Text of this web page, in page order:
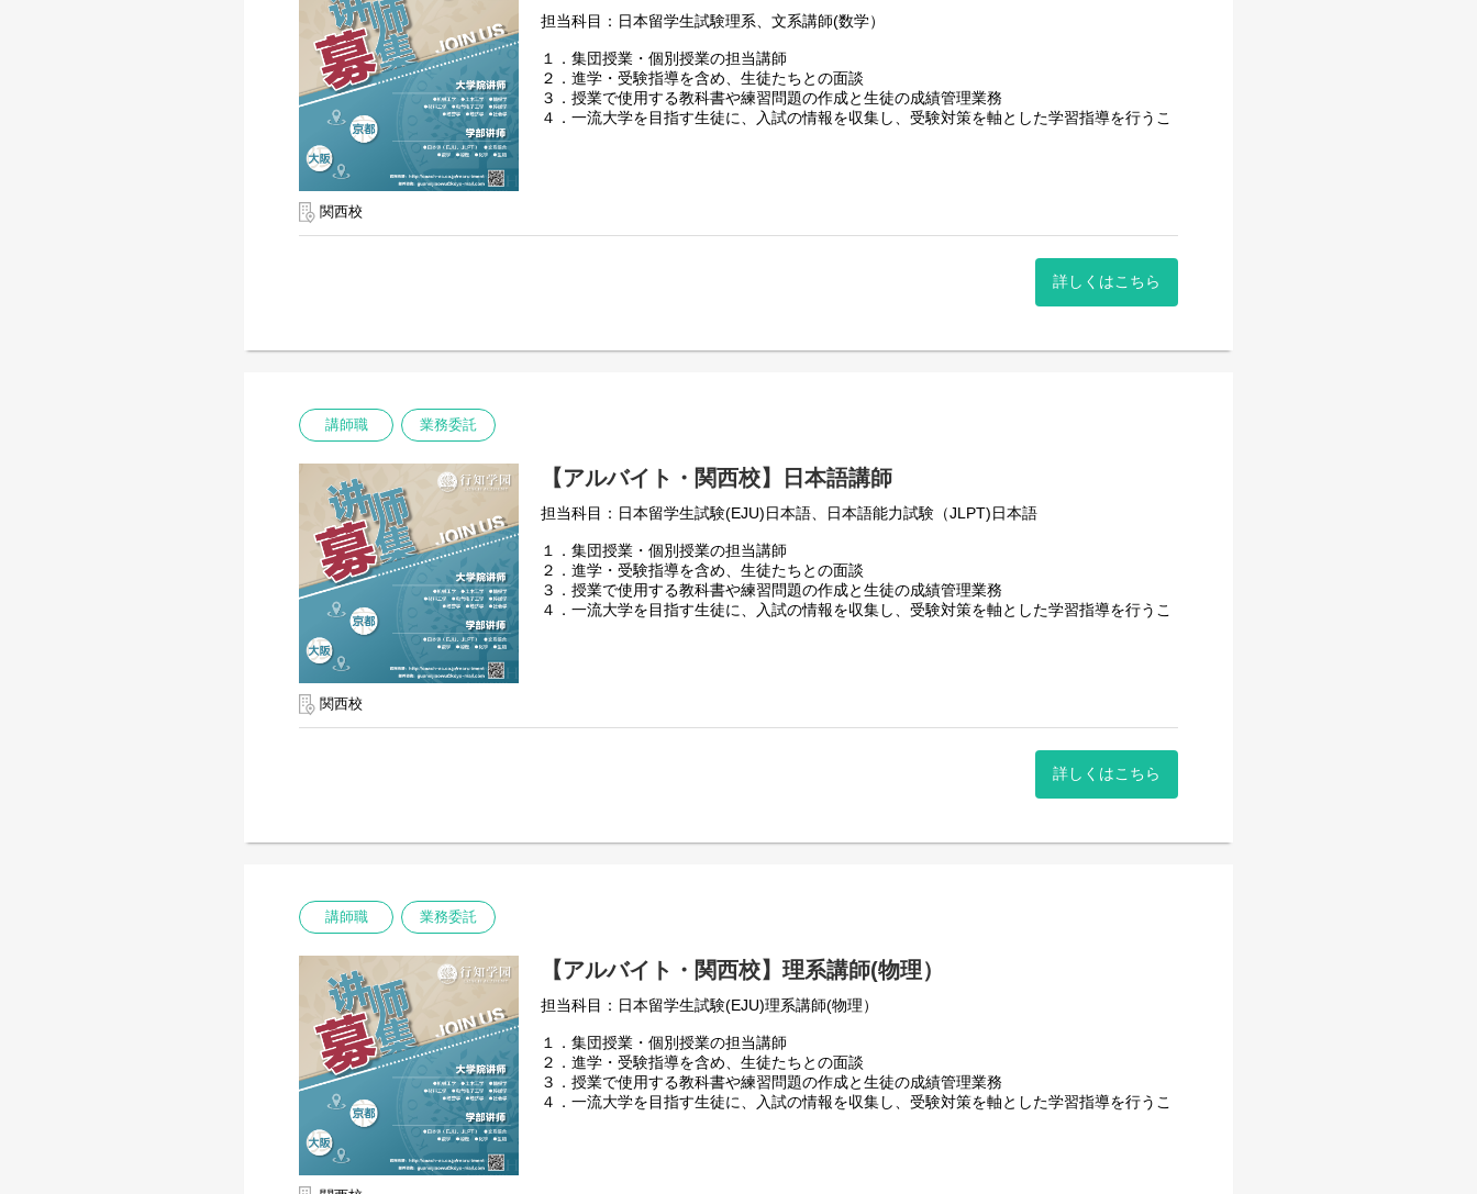
担当科目：日本留学生試験理系、文系講師(数学）
１．集団授業・個別授業の担当講師
２．進学・受験指導を含め、生徒たちとの面談
３．授業で使用する教科書や練習問題の作成と生徒の成績管理業務
４．一流大学を目指す生徒に、入試の情報を収集し、受験対策を軸とした学習指導を行うこ
関西校
詳しくはこちら
講師職 業務委託
【アルバイト・関西校】日本語講師
担当科目：日本留学生試験(EJU)日本語、日本語能力試験（JLPT)日本語
１．集団授業・個別授業の担当講師
２．進学・受験指導を含め、生徒たちとの面談
３．授業で使用する教科書や練習問題の作成と生徒の成績管理業務
４．一流大学を目指す生徒に、入試の情報を収集し、受験対策を軸とした学習指導を行うこ
関西校
詳しくはこちら
講師職 業務委託
【アルバイト・関西校】理系講師(物理）
担当科目：日本留学生試験(EJU)理系講師(物理）
１．集団授業・個別授業の担当講師
２．進学・受験指導を含め、生徒たちとの面談
３．授業で使用する教科書や練習問題の作成と生徒の成績管理業務
４．一流大学を目指す生徒に、入試の情報を収集し、受験対策を軸とした学習指導を行うこ